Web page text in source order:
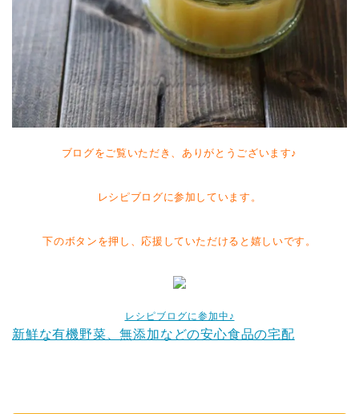
ブログをご覧いただき、ありがとうございます♪
レシピブログに参加しています。
下のボタンを押し、応援していただけると嬉しいです。
レシピブログに参加中♪
新鮮な有機野菜、無添加などの安心食品の宅配